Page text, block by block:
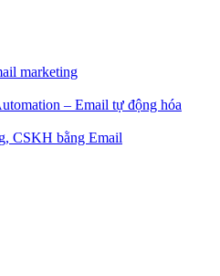
marketing
– Email tự động hóa
CSKH bằng Email